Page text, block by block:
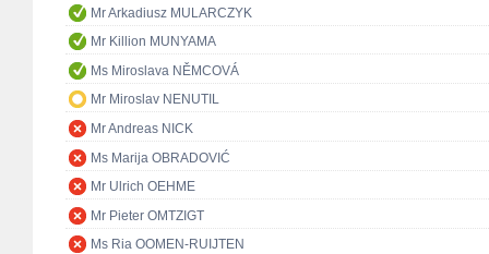
Mr Arkadiusz MULARCZYK
Mr Killion MUNYAMA
Ms Miroslava NĚMCOVÁ
Mr Miroslav NENUTIL
Mr Andreas NICK
Ms Marija OBRADOVIĆ
Mr Ulrich OEHME
Mr Pieter OMTZIGT
Ms Ria OOMEN-RUIJTEN